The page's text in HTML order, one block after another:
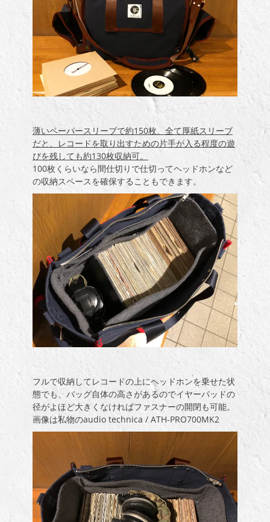
薄いペーパースリーブで約150枚、全て厚紙スリーブ
だと、レコードを取り出すための片手が入る程度の遊
びを残しても約130枚収納可。
100枚くらいなら間仕切りで仕切ってヘッドホンなど
の収納スペースを確保することもできます。
フルで収納してレコードの上にヘッドホンを乗せた状
態でも、バッグ自体の高さがあるのでイヤーパッドの
径がよほど大きくなければファスナーの開閉も可能。
画像は私物のaudio technica / ATH-PRO700MK2